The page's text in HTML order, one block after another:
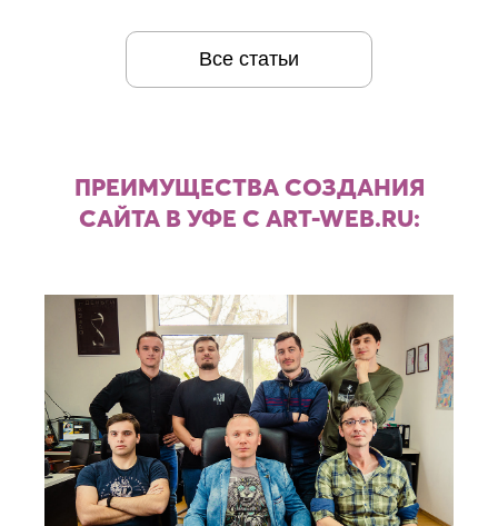
Все статьи
ПРЕИМУЩЕСТВА СОЗДАНИЯ
САЙТА В УФЕ С ART-WEB.RU: